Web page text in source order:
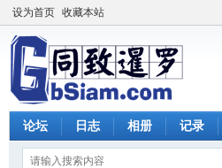
设为首页 收藏本站
论坛 日志 相册 记录